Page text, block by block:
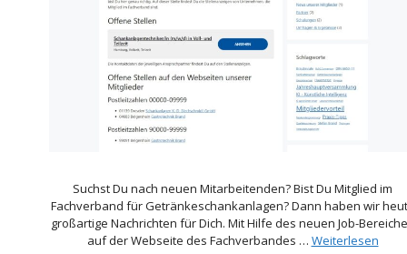
Suchst Du nach neuen Mitarbeitenden? Bist Du Mitglied im
Fachverband für Getränkeschankanlagen? Dann haben wir
großartige Nachrichten für Dich. Mit Hilfe des neuen Job-
auf der Webseite des Fachverbandes … Weiterlesen